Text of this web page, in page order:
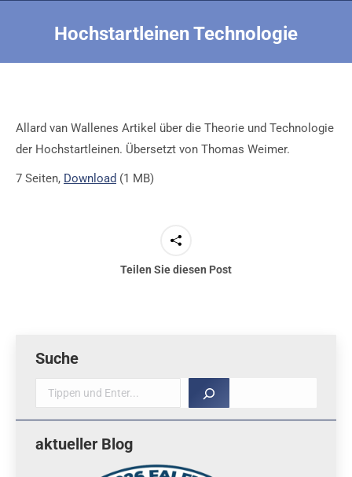
Hochstartleinen Technologie
Allard van Wallenes Artikel über die Theorie und Technologie
der Hochstartleinen. Übersetzt von Thomas Weimer.
7 Seiten, Download (1 MB)
Teilen Sie diesen Post
Suche
Suche
aktueller Blog